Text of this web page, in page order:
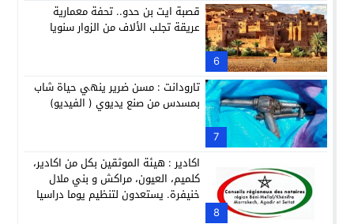
6
قصبة ايت بن حدو.. تحفة معمارية
عريقة تجلب الألاف من الزوار سنويا
7
تارودانت : مسن ضرير ينهي حياة شاب
بمسدس من صنع يديوي ( الفيديو)
8
اكادير : هيئة الموثقين بكل من اكادير،
كلميم، العيون، مراكش و بني ملال
خنيفرة. يستعدون لتنظيم يوما دراسيا